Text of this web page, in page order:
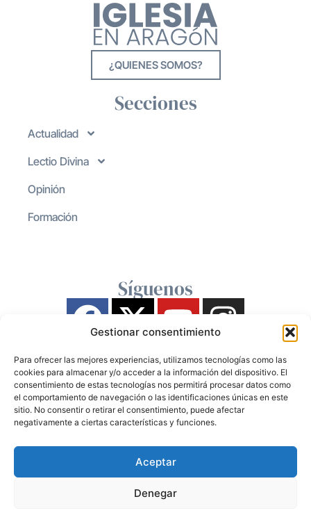
Gestionar consentimiento
Para ofrecer las mejores experiencias, utilizamos tecnologías como las
cookies para almacenar y/o acceder a la información del dispositivo. El
consentimiento de estas tecnologías nos permitirá procesar datos como
el comportamiento de navegación o las identificaciones únicas en este
sitio. No consentir o retirar el consentimiento, puede afectar
negativamente a ciertas características y funciones.
Aceptar
Denegar
¿QUIENES SOMOS?
Secciones
Actualidad
Lectio Divina
Opinión
Formación
Síguenos